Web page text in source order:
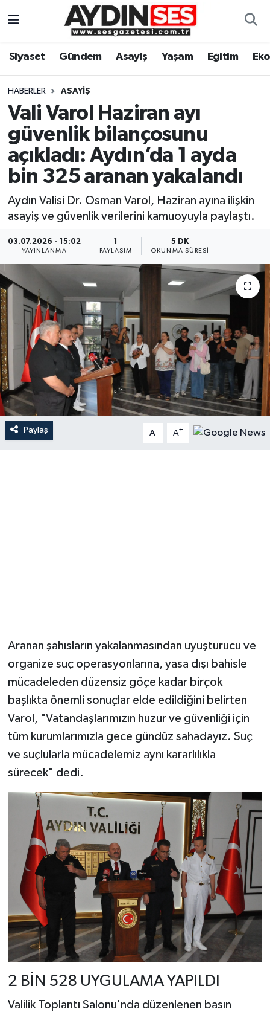
Siyaset Gündem Asayiş Yaşam Eğitim
HABERLER ASAYIŞ
Vali Varol Haziran ayı
güvenlik bilançosunu
açıkladı: Aydın’da 1 ayda
bin 325 aranan yakalandı
Aydın Valisi Dr. Osman Varol, Haziran ayına ilişkin
asayiş ve güvenlik verilerini kamuoyuyla paylaştı.
03.07.2026 - 15:02
YAYINLANMA PAYLAŞIM
5 DK
OKUNMA SÜRESI
Paylaş A- A+
Aranan şahısların yakalanmasından uyuşturucu ve
organize suç operasyonlarına, yasa dışı bahisle
mücadeleden düzensiz göçe kadar birçok
başlıkta önemli sonuçlar elde edildiğini belirten
Varol, "Vatandaşlarımızın huzur ve güvenliği için
tüm kurumlarımızla gece gündüz sahadayız. Suç
ve suçlularla mücadelemiz aynı kararlılıkla
sürecek" dedi.
2 BİN 528 UYGULAMA YAPILDI
Valilik Toplantı Salonu'nda düzenlenen basın
Gündem
Siyaset
Ekonomi
Yaşam
Eğitim
Aydın Hava Durumu
Aydin Namaz Vakitleri
Aydın Trafik Yoğunluk Haritası
Süper Lig Puan Durumu ve Fikstür
Tüm Manşetler